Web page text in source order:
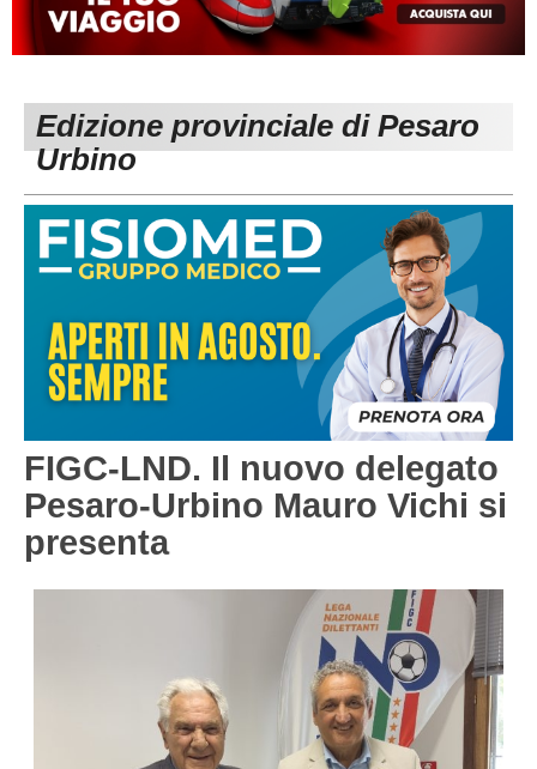
MACERATA
Carica la tua Rosa
ECCELLENZA
1^ CATEGORIA
3^ CATEGORIA
GIOVANILI
REGIONALI
Edizione provinciale di Pesaro
Urbino
FIGC-LND. Il nuovo delegato
Pesaro-Urbino Mauro Vichi si
presenta